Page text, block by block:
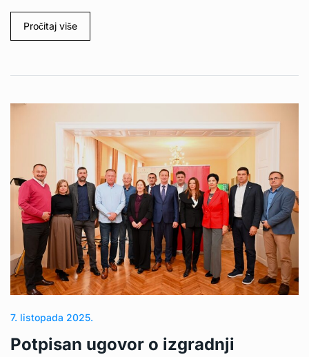
Pročitaj više
7. listopada 2025.
Potpisan ugovor o izgradnji